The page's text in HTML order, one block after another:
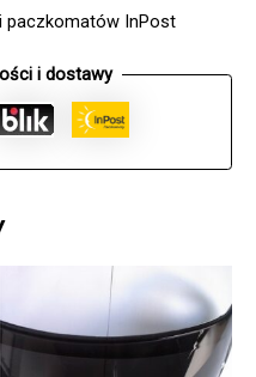
paczkomatów InPost
i dostawy